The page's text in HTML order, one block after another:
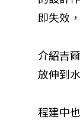
即失效
介紹吉
放伸到
程建中